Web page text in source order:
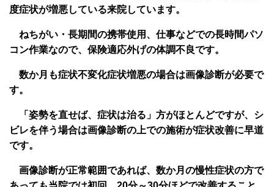
度症状が増悪している来院しています。
ねちがい・長期間の携帯使用、仕事などでの長時間パソ
コン作業なので、保険適応外げの体調不良です。
数か月も症状不変化症状増悪の場合は画像診断が必要で
す。
「姿勢を直せば、症状は治る」方がほとんどですが、シ
ビレを伴う場合は画像診断の上での施術が症状改善に早道
です。
画像診断が正常範囲であれば、数か月の慢性症状の方で